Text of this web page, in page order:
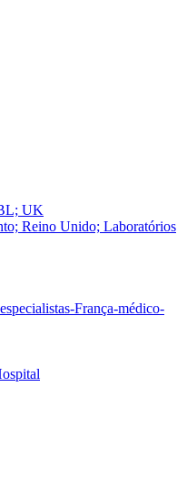
UK
Reino Unido; Laboratórios
França-médico-